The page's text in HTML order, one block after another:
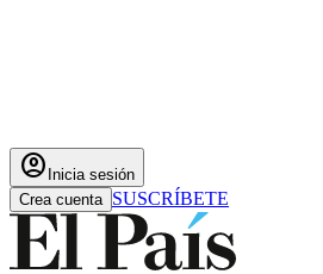
account_circle Inicia sesión
Crea cuenta SUSCRÍBETE